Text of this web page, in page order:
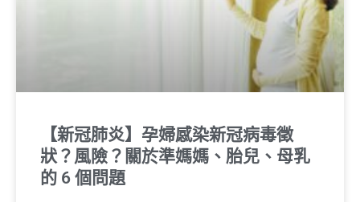
【新冠肺炎】孕婦感染新冠病毒徵
狀？風險？關於準媽媽、胎兒、母乳
的 6 個問題